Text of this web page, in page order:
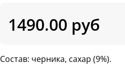
1490.00 руб
Состав: черника, сахар (9%).